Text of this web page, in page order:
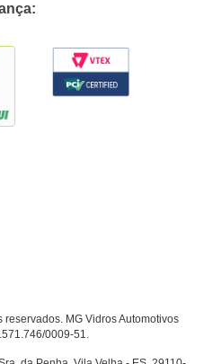
MG Vidros Automotivos
0009-51.